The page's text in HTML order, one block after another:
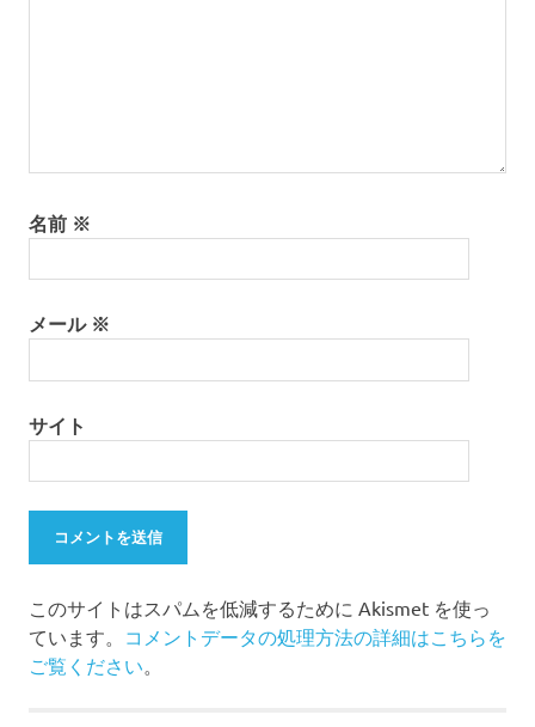
島
名前 ※
メール ※
サイト
このサイトはスパムを低減するために Akismet を使っ
ています。 コメントデータの処理方法の詳細はこちらを
ご覧ください。